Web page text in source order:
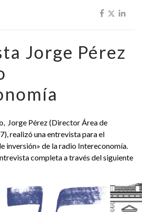
Jorge Pérez
Jorge Pérez (Director Área de
realizó una entrevista para el
inversión» de la radio Intereconomía.
completa a través del siguiente